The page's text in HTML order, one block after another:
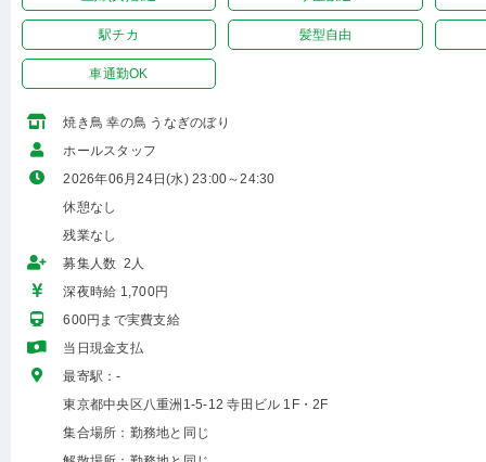
駅チカ 髪型自由
車通勤OK
焼き鳥 幸の鳥 うなぎのぼり
ホールスタッフ
2026年06月24日(水) 23:00～24:30
休憩なし
残業なし
募集人数 2人
深夜時給 1,700円
600円まで実費支給
当日現金支払
最寄駅：-
東京都中央区八重洲1-5-12 寺田ビル 1F・2F
集合場所：勤務地と同じ